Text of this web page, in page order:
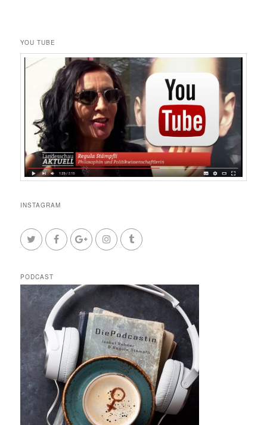
YOU TUBE
INSTAGRAM
PODCAST